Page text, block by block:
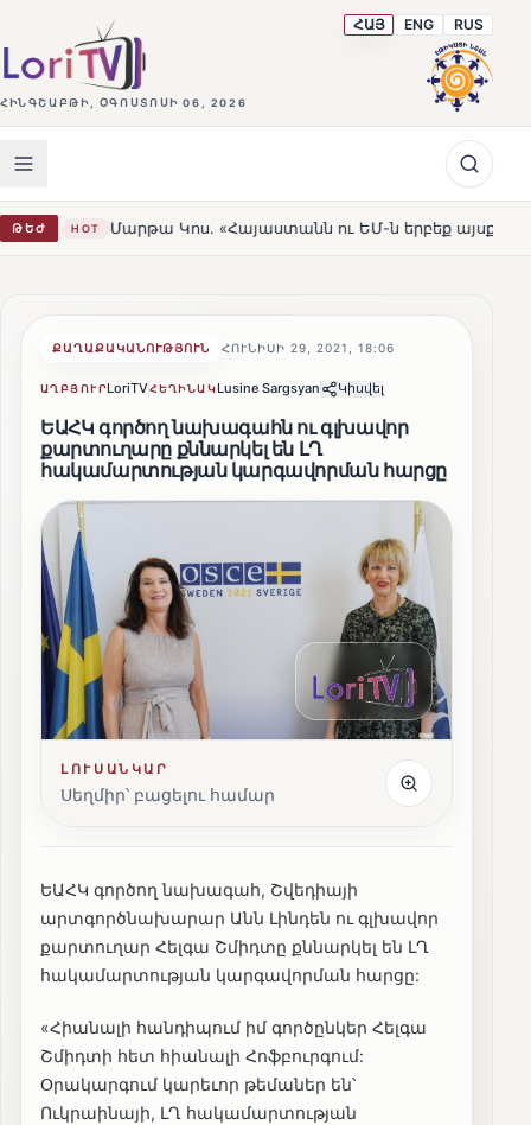
ՀԻՆԳՇԱԲԹԻ, ՕԳՈՍՏՈՍԻ 06, 2026
ՀԱՅ ENG RUS
ԹԵԺ Կոս. «Հայաստանն ու ԵՄ-ն երբեք այսքան մոտ չեն եղել»
ՔԱՂԱՔԱԿԱՆՈՒԹՅՈՒՆ ՀՈՒՆԻՍԻ 29, 2021, 18:06
ԱՂԲՅՈՒՐLoriTVՀԵՂԻՆԱԿLusine Sargsyan Կիսվել
ԵԱՀԿ գործող նախագահն ու գլխավոր
քարտուղարը քննարկել են ԼՂ
հակամարտության կարգավորման հարցը
ԼՈՒՍԱՆԿԱՐ
Սեղմիր՝ բացելու համար
ԵԱՀԿ գործող նախագահ, Շվեդիայի
արտգործնախարար Անն Լինդեն ու գլխավոր
քարտուղար Հելգա Շմիդտը քննարկել են ԼՂ
հակամարտության կարգավորման հարցը:
«Հիանալի հանդիպում իմ գործընկեր Հելգա
Շմիդտի հետ հիանալի Հոֆբուրգում:
Օրակարգում կարեւոր թեմաներ են՝
Ուկրաինայի, ԼՂ հակամարտության